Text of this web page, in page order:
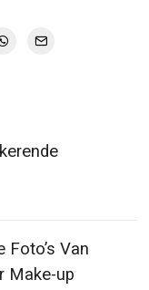
Foto’s Van
Make-up